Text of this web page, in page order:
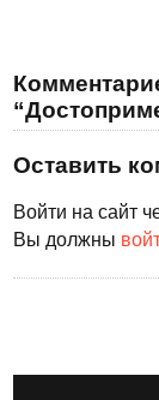
Оставить
Войти на сайт
Вы должны